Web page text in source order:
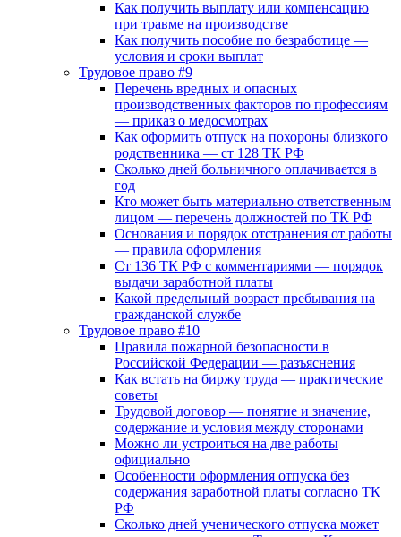
Как получить выплату или компенсацию
при травме на производстве
Как получить пособие по безработице —
условия и сроки выплат
Трудовое право #9
Перечень вредных и опасных
производственных факторов по профессиям
— приказ о медосмотрах
Как оформить отпуск на похороны близкого
родственника — ст 128 ТК РФ
Сколько дней больничного оплачивается в
год
Кто может быть материально ответственным
лицом — перечень должностей по ТК РФ
Основания и порядок отстранения от работы
— правила оформления
Ст 136 ТК РФ с комментариями — порядок
выдачи заработной платы
Какой предельный возраст пребывания на
гражданской службе
Трудовое право #10
Правила пожарной безопасности в
Российской Федерации — разъяснения
Как встать на биржу труда — практические
советы
Трудовой договор — понятие и значение,
содержание и условия между сторонами
Можно ли устроиться на две работы
официально
Особенности оформления отпуска без
содержания заработной платы согласно ТК
РФ
Сколько дней ученического отпуска может